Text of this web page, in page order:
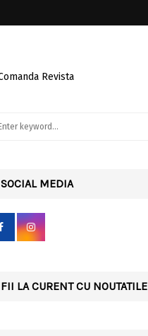
SOCIAL MEDIA
FII LA CURENT CU NOUTATILE